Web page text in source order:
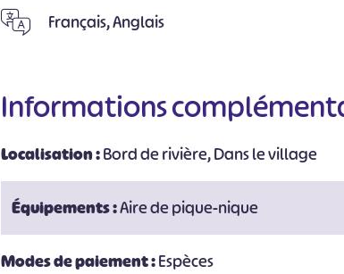
Français, Anglais
Informations
Localisation :Bord de rivière, Dans le village
Équipements :Aire de pique-nique
Modes de paiement :Espèces